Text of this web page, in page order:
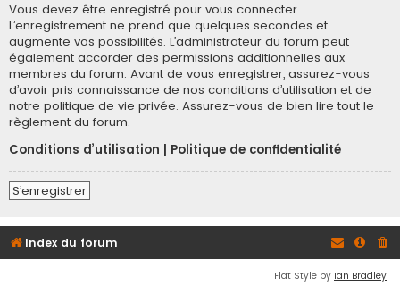
Vous devez être enregistré pour vous connecter.
L’enregistrement ne prend que quelques secondes et
augmente vos possibilités. L’administrateur du forum peut
également accorder des permissions additionnelles aux
membres du forum. Avant de vous enregistrer, assurez-vous
d’avoir pris connaissance de nos conditions d’utilisation et de
notre politique de vie privée. Assurez-vous de bien lire tout le
règlement du forum.
Conditions d’utilisation
Politique de confidentialité
S’enregistrer
Index du forum
Flat Style by Ian Bradley